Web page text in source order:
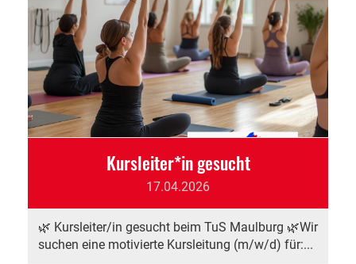
Kursleiter*in gesucht
17.04.2026
🌿 Kursleiter/in gesucht beim TuS Maulburg 🌿Wir
suchen eine motivierte Kursleitung (m/w/d) für:...